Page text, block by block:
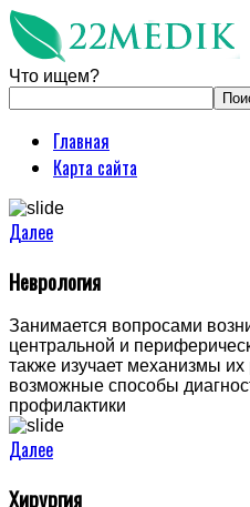
Что ищем?
Главная
Карта сайта
Далее
Неврология
Занимается вопросами
центральной и
также изучает механизмы
возможные способы
профилактики
Далее
Хирургия